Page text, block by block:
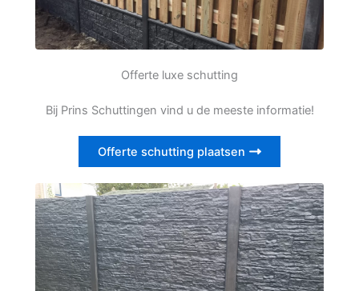
Offerte luxe schutting
Bij Prins Schuttingen vind u de meeste informatie!
Offerte schutting plaatsen